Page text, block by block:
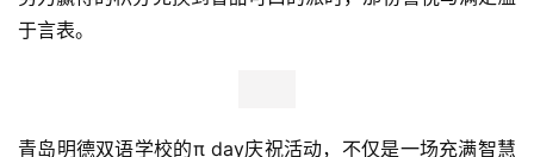
于言表。
青岛明德双语学校的π day庆祝活动，不仅是一场充满智慧